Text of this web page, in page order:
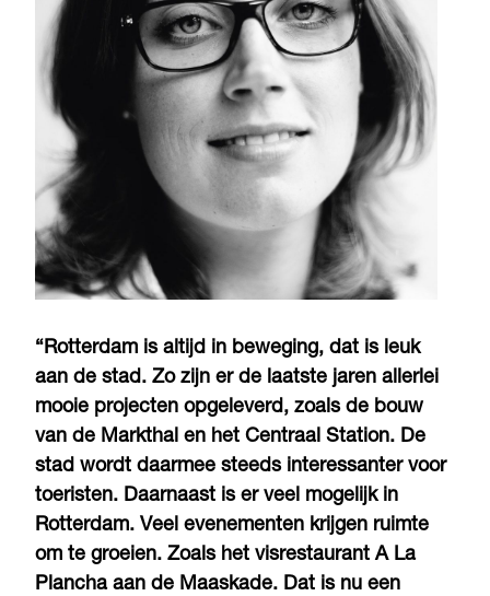
“Rotterdam is altijd in beweging, dat is leuk
aan de stad. Zo zijn er de laatste jaren allerlei
mooie projecten opgeleverd, zoals de bouw
van de Markthal en het Centraal Station. De
stad wordt daarmee steeds interessanter voor
toeristen. Daarnaast is er veel mogelijk in
Rotterdam. Veel evenementen krijgen ruimte
om te groeien. Zoals het visrestaurant A La
Plancha aan de Maaskade. Dat is nu een